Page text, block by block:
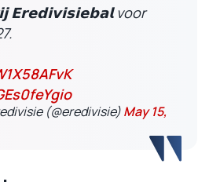
𝗘𝗿𝗲𝗱𝗶𝘃𝗶𝘀𝗶𝗲𝗯𝗮𝗹 voor
(@eredivisie)May 15,